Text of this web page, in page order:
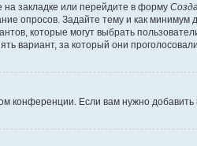
закладке или перейдите в форму
опросов. Задайте тему и как
которые могут выбрать
вариант, за который они проголосовали.
конференции. Если вам нужно